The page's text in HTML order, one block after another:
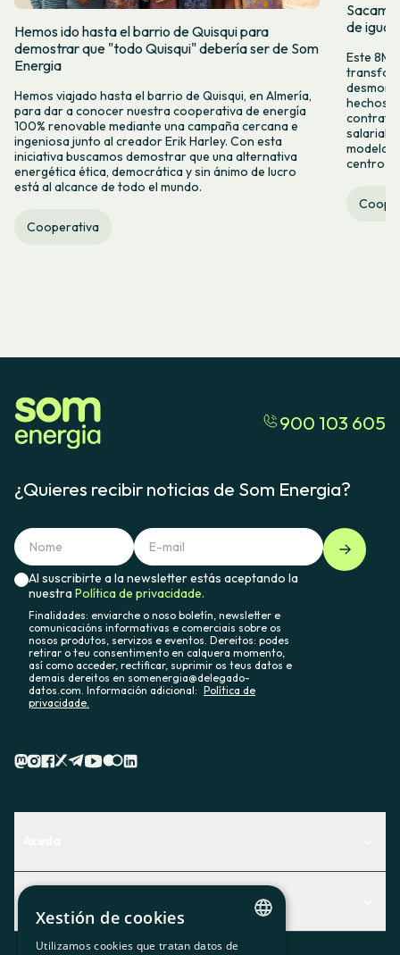
Hemos ido hasta el barrio de Quisqui para
demostrar que "todo Quisqui" debería ser de Som
Energia
Hemos viajado hasta el barrio de Quisqui, en Almería,
para dar a conocer nuestra cooperativa de energía
100% renovable mediante una campaña cercana e
ingeniosa junto al creador Erik Harley. Con esta
iniciativa buscamos demostrar que una alternativa
energética ética, democrática y sin ánimo de lucro
está al alcance de todo el mundo.
Cooperativa
de
Este 8M,
hechos y
salarial y
modelo
centro
900 103 605
¿Quieres recibir noticias de Som Energia?
Al suscribirte a la newsletter estás aceptando la
nuestraPolítica de privacidade.
Finalidades: enviarche o noso boletín, newsletter e
comunicacións informativas e comerciais sobre os
nosos produtos, servizos e eventos. Dereitos: podes
retirar o teu consentimento en calquera momento,
así como acceder, rectificar, suprimir os teus datos e
demais dereitos en somenergia@delegado-
datos.com. Información adicional: Política de
privacidade.
Descubre qué servicio te encaja mejor
Contacto
Actualidad
Xestión de cookies
Utilizamos cookies que tratan datos de